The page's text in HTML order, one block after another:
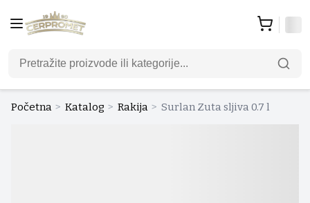
Početna > Katalog > Rakija > Surlan Zuta sljiva 0.7 l